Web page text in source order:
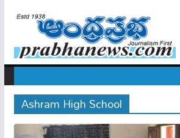
Ashram High School